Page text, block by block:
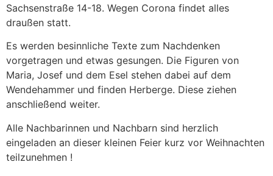
Sachsenstraße 14-18. Wegen Corona findet alles
draußen statt.
Es werden besinnliche Texte zum Nachdenken
vorgetragen und etwas gesungen. Die Figuren von
Maria, Josef und dem Esel stehen dabei auf dem
Wendehammer und finden Herberge. Diese ziehen
anschließend weiter.
Alle Nachbarinnen und Nachbarn sind herzlich
eingeladen an dieser kleinen Feier kurz vor Weihnachten
teilzunehmen !